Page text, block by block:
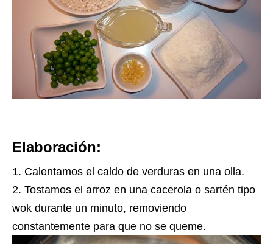
Elaboración:
Calentamos el caldo de verduras en una olla.
Tostamos el arroz en una cacerola o sartén tipo
wok durante un minuto, removiendo
constantemente para que no se queme.